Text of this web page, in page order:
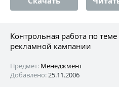
Контрольная работа по теме
рекламной кампании
Предмет: Менеджмент
Добавлено:25.11.2006